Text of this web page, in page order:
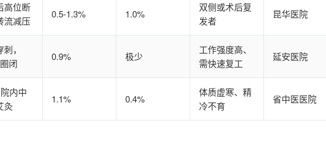
高位断
流减压
0.5-1.3% 1.0%
双侧或术后复
发者
昆华医院
，
闭
0.9% 极少
工作强度高、
需快速复工
延安医院
内中
灸
1.1% 0.4%
体质虚寒、精
冷不育
省中医医院